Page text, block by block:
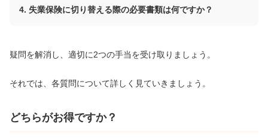
失業保険に切り替える際の必要書類は何ですか？
疑問を解消し、適切に2つの手当を受け取りましょう。
それでは、各質問について詳しく見ていきましょう。
どちらがお得ですか？